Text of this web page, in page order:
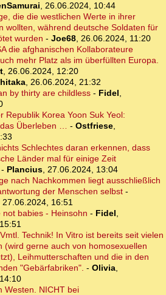
, 26.06.2024, 10:44
die die westlichen Werte in ihrer
wollten, während deutsche Soldaten für
wurden - Joe68, 26.06.2024, 11:20
die afghanischen Kollaborateure
mehr Platz als im überfüllten Europa.
, 26.06.2024, 12:20
, 26.06.2024, 21:32
by thirty are childless- Fidel,
Republik Korea Yoon Suk Yeol:
Überleben … - Ostfriese,
Schlechtes daran erkennen, dass
Länder mal für einige Zeit
- Plancius, 27.06.2024, 13:04
nach Nachkommen liegt ausschließlich
der Menschen selbst -
27.06.2024, 16:51
not babies - Heinsohn - Fidel,
Technik! In Vitro ist bereits seit vielen
(wird gerne auch von homosexuellen
Leihmutterschaften und die in den
"Gebärfabriken". - Olivia,
Westen. NICHT bei